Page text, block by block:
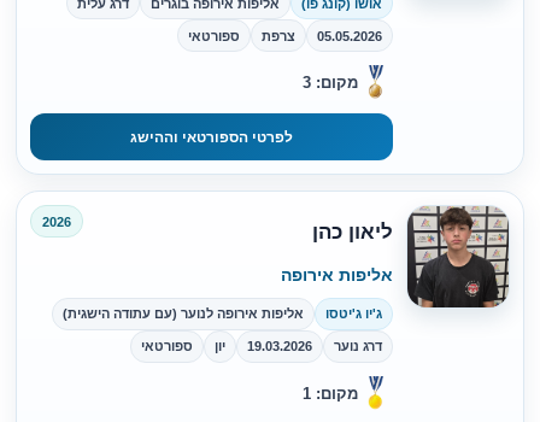
אושו (קונג פו) אליפות אירופה בוגרים דרג עלית
05.05.2026 צרפת ספורטאי
מקום: 3
לפרטי הספורטאי וההישג
ליאון כהן 2026
אליפות אירופה
ג'יו ג'יטסו אליפות אירופה לנוער (עם עתודה הישגית)
דרג נוער 19.03.2026 יון ספורטאי
מקום: 1